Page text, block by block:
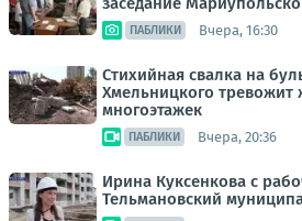
ПАБЛИКИ Вчера, 16:30
Стихийная свалка на
Хмельницкого тревожит
многоэтажек
ПАБЛИКИ Вчера, 20:36
Ирина Куксенкова с
Тельмановский